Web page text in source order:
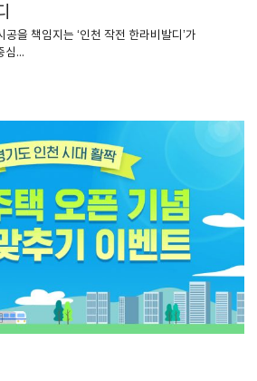
을 책임지는 ‘인천 작전 한라비발디’가
심...